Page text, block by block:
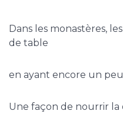
Dans les monastères,
de table
en ayant encore un
Une façon de nourrir la